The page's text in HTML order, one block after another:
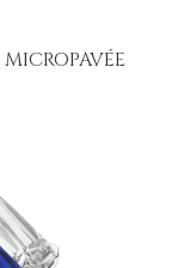
MICROPAVÉE